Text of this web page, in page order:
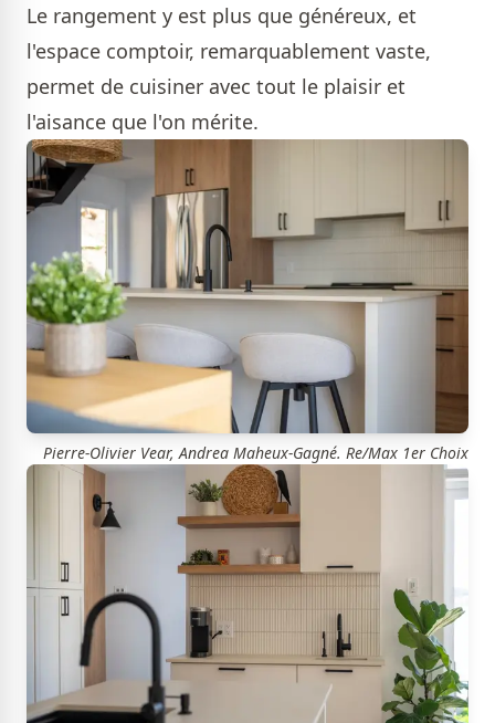
Le rangement y est plus que généreux, et
l'espace comptoir, remarquablement vaste,
permet de cuisiner avec tout le plaisir et
l'aisance que l'on mérite.
Pierre-Olivier Vear, Andrea Maheux-Gagné. Re/Max 1er Choix